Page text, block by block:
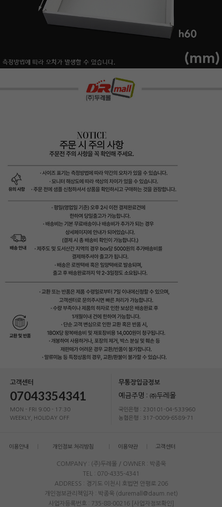
고객센터
07043354341
MON - FRI 9:00 - 17:30
WEEKLY, HOLIDAY OFF
무통장입금정보
예금주명 : ㈜두레몰
국민은행 : 230101-04-533960
농협은행 : 317-0009-6589-71
이용안내 개인정보 처리방침 이용약관 고객센터
COMPANY : (주)두레몰 / OWNER : 박종욱
TEL : 070-4335-4341
ADDRESS : 경기도 이천시 호법면 안평로 206
개인정보관리책임자 : 박종욱 (duremall@daum.net)
사업자등록번호 : 735-88-00216
[사업자정보확인]